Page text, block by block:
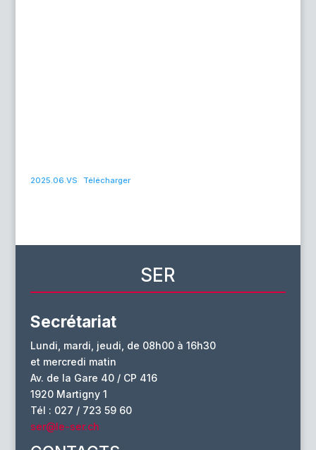
2025.06.VS Télécharger
SER
Secrétariat
Lundi, mardi, jeudi, de 08h00 à 16h30
et mercredi matin
Av. de la Gare 40 / CP 416
1920 Martigny 1
Tél : 027 / 723 59 60
ser@le-ser.ch